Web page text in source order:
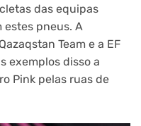
das equipas
estes pneus. A
Team e a EF
exemplos disso a
Pink pelas ruas de